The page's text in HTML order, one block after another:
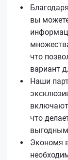
вы
что
вариант
Наши
что
Экономя